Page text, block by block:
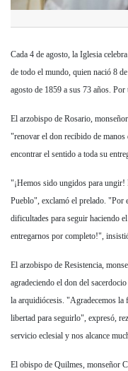
Cada 4 de agosto, la Iglesia
de todo el mundo, quien nació 8
agosto de 1859 a sus 73 años.
El arzobispo de Rosario, monseñor
"renovar el don recibido de
encontrar el sentido a toda su
"¡Hemos sido ungidos para ungir!
Pueblo", exclamó el prelado. "Por
dificultades para seguir haciendo
entregarnos por completo!",
El arzobispo de Resistencia,
agradeciendo el don del
la arquidiócesis. "Agradecemos la
libertad para seguirlo", expresó,
servicio eclesial y nos alcance
El obispo de Quilmes, monseñor